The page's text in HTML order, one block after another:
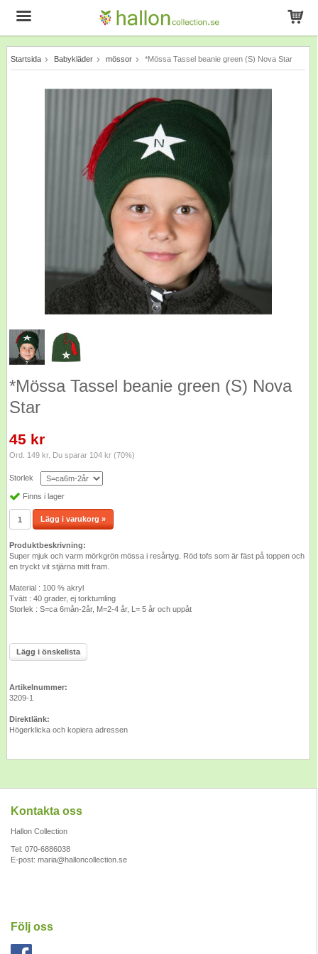
Produkten har blivit tillagd i varukorgen
Startsida Babykläder mössor *Mössa Tassel beanie green (S) Nova Star
*Mössa Tassel beanie green (S) Nova
Star
45 kr
Ord. 149 kr. Du sparar 104 kr (70%)
Storlek
Finns i lager
Lägg i varukorg »
Produktbeskrivning:
Super mjuk och varm mörkgrön mössa i resårtyg. Röd tofs som är fäst på toppen och
en tryckt vit stjärna mitt fram.
Material : 100 % akryl
Tvätt : 40 grader, ej torktumling
Storlek : S=ca 6mån-2år, M=2-4 år, L= 5 år och uppåt
Lägg i önskelista
Artikelnummer:
3209-1
Direktlänk:
Högerklicka och kopiera adressen
Kontakta oss
Hallon Collection
Tel: 070-6886038
E-post: maria@halloncollection.se
Följ oss